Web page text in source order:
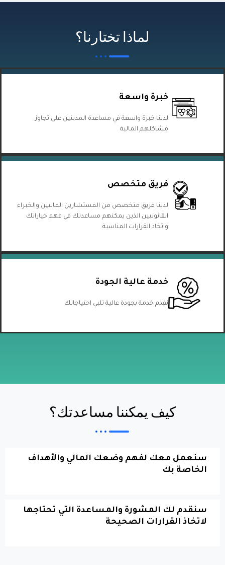
لماذا تختارنا؟
خبرة واسعة
لدينا خبرة واسعة في مساعدة المدينين على تجاوز
مشاكلهم المالية
فريق متخصص
لدينا فريق متخصص من المستشارين الماليين والخبراء
القانونيين الذين يمكنهم مساعدتك في فهم خياراتك
واتخاذ القرارات المناسبة
خدمة عالية الجودة
نقدم خدمة بجودة عالية تلبي احتياجاتك
كيف يمكننا مساعدتك؟
سنعمل معك لفهم وضعك المالي والأهداف
الخاصة بك
سنقدم لك المشورة والمساعدة التي تحتاجها
لاتخاذ القرارات الصحيحة